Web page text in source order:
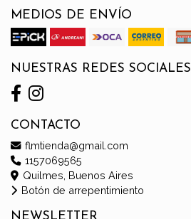
MEDIOS DE ENVÍO
NUESTRAS REDES SOCIALES
CONTACTO
flmtienda@gmail.com
1157069565
Quilmes, Buenos Aires
Botón de arrepentimiento
NEWSLETTER